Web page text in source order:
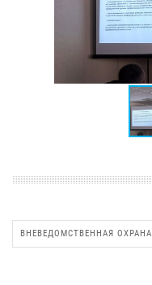
ВНЕВЕДОМСТВЕННАЯ ОХРАНА